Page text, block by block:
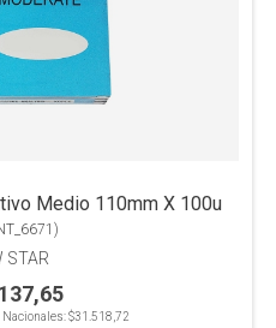
Medio 110mm X 100u
)
STAR
Nacionales:$31.518,72